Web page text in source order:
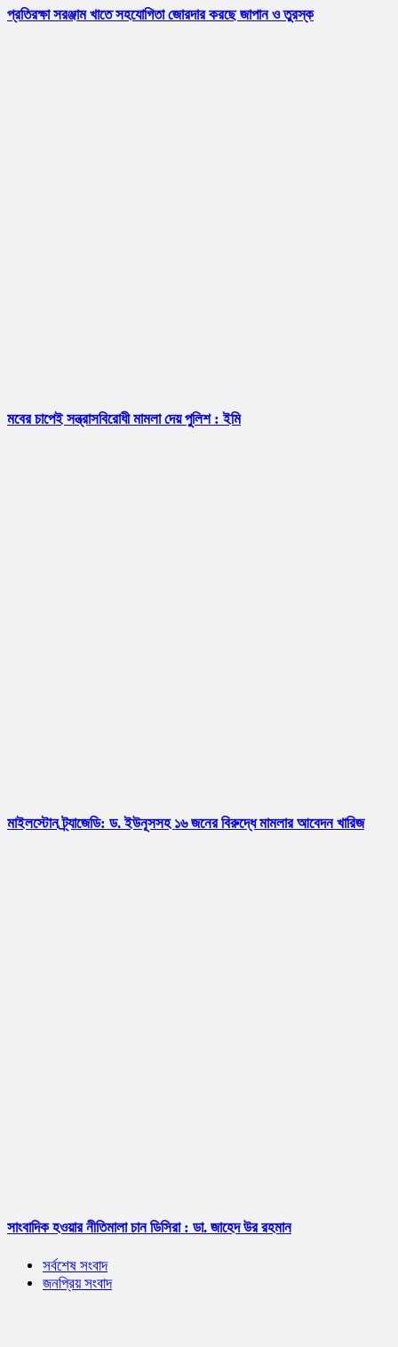
প্রতিরক্ষা সরঞ্জাম খাতে সহযোগিতা জোরদার করছে জাপান ও তুরস্ক
মবের চাপেই সন্ত্রাসবিরোধী মামলা দেয় পুলিশ : ইমি
মাইলস্টোন ট্র্যাজেডি: ড. ইউনূসসহ ১৬ জনের বিরুদ্ধে মামলার আবেদন খারিজ
সাংবাদিক হওয়ার নীতিমালা চান ডিসিরা : ডা. জাহেদ উর রহমান
সর্বশেষ সংবাদ
জনপ্রিয় সংবাদ